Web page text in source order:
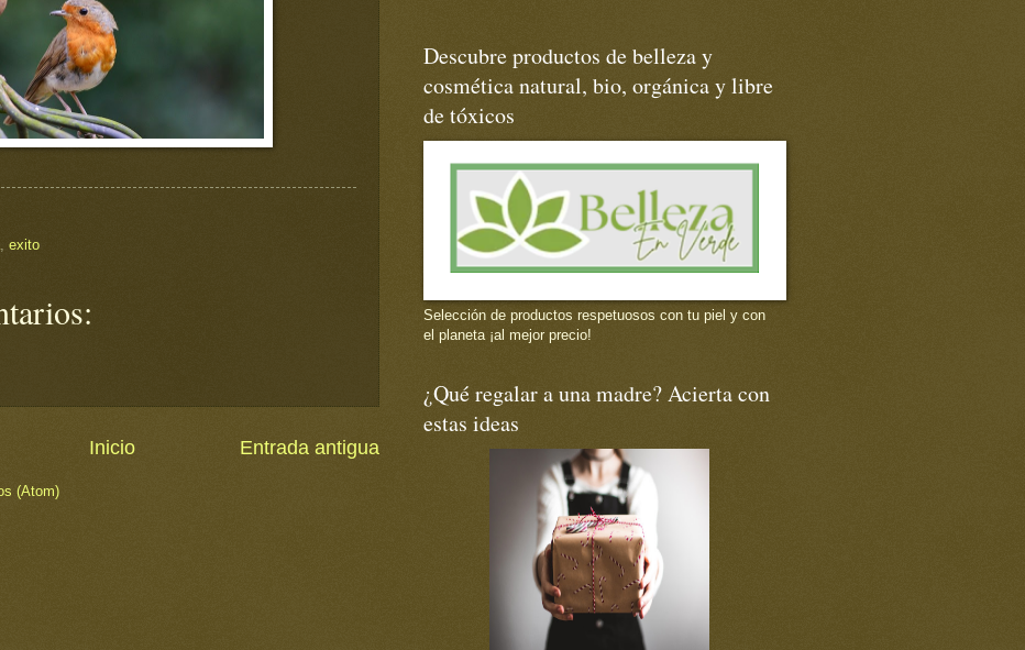
, exito
Entrada antigua
Inicio
(Atom)
Descubre productos de belleza y
cosmética natural, bio, orgánica y libre
de tóxicos
Selección de productos respetuosos con tu piel y con
el planeta ¡al mejor precio!
¿Qué regalar a una madre? Acierta con
estas ideas